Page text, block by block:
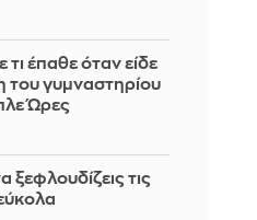
τι έπαθε όταν είδε
του γυμναστηρίου
Ώρες
ξεφλουδίζεις τις